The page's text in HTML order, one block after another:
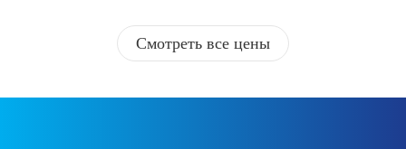
Смотреть все цены